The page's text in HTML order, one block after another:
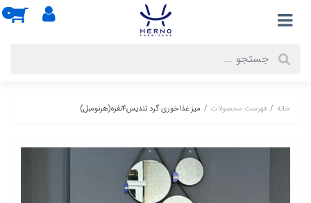
0
خانه فهرست محصولات میز غذاخوری گرد تندیس4نفره(هرنومبل)